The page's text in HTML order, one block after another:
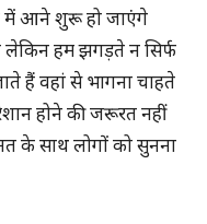
में आने शुरू हो जाएंगे
हम झगड़ते न सिर्फ
हैं वहां से भागना चाहते
होने की जरूरत नहीं
के साथ लोगों को सुनना